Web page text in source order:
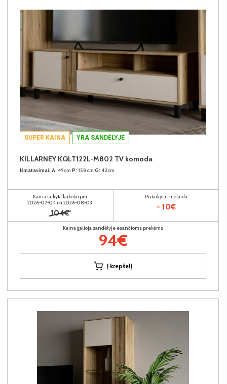
SUPER KAINA YRA SANDĖLYJE
KILLARNEY KQLT122L-M802 TV komoda
Išmatavimai: A: 49cm P: 158cm G: 42cm
Kaina taikyta laikotarpiu
2026-07-04 iki 2026-08-03
104€
Pritaikyta nuolaida
- 10€
Kaina galioja sandėlyje esančioms prekėms
94€
Į krepšelį